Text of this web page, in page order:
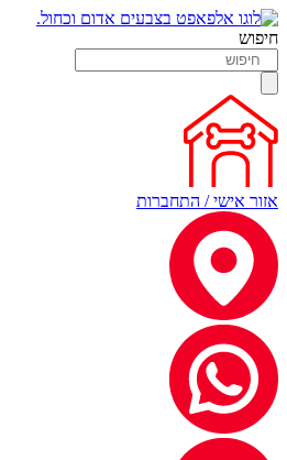
חיפוש
אזור אישי / התחברות